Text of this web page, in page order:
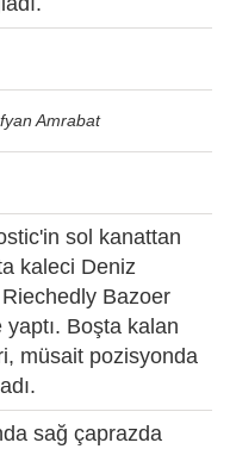
Amrabat
sol kanattan
kaleci Deniz
Bazoer
Boşta kalan
müsait pozisyonda
sağ çaprazda